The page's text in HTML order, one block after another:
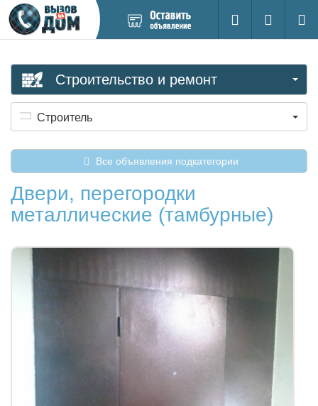
новое
Поиск
Вход на
Строительство и ремонт
Строитель
Все объявления подкатегории
Двери, перегородки
металлические (тамбурные)